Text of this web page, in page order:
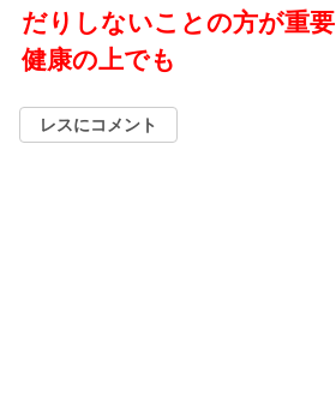
だりしないことの方が重要
健康の上でも
レスにコメント